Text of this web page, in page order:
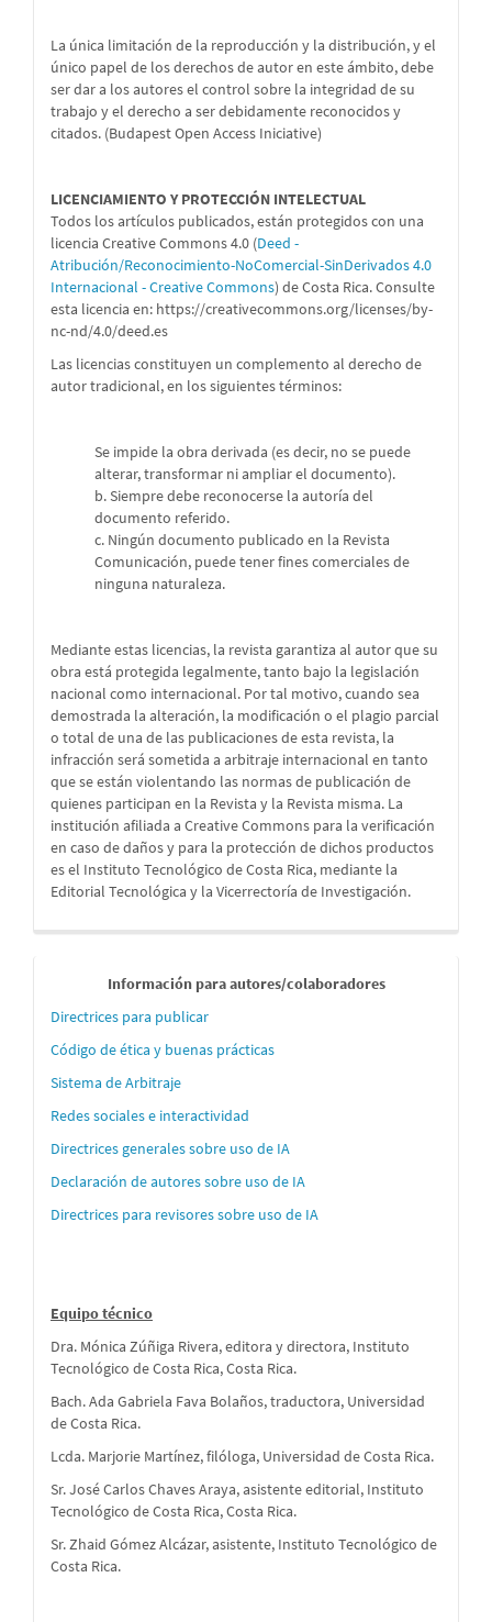
La única limitación de la reproducción y la distribución, y el
único papel de los derechos de autor en este ámbito, debe
ser dar a los autores el control sobre la integridad de su
trabajo y el derecho a ser debidamente reconocidos y
citados. (Budapest Open Access Iniciative)
LICENCIAMIENTO Y PROTECCIÓN INTELECTUAL
Todos los artículos publicados, están protegidos con una
licencia Creative Commons 4.0 (Deed -
Atribución/Reconocimiento-NoComercial-SinDerivados 4.0
Internacional - Creative Commons) de Costa Rica. Consulte
esta licencia en: https://creativecommons.org/licenses/by-
nc-nd/4.0/deed.es
Las licencias constituyen un complemento al derecho de
autor tradicional, en los siguientes términos:
Se impide la obra derivada (es decir, no se puede
alterar, transformar ni ampliar el documento).
b. Siempre debe reconocerse la autoría del
documento referido.
c. Ningún documento publicado en la Revista
Comunicación, puede tener fines comerciales de
ninguna naturaleza.
Mediante estas licencias, la revista garantiza al autor que su
obra está protegida legalmente, tanto bajo la legislación
nacional como internacional. Por tal motivo, cuando sea
demostrada la alteración, la modificación o el plagio parcial
o total de una de las publicaciones de esta revista, la
infracción será sometida a arbitraje internacional en tanto
que se están violentando las normas de publicación de
quienes participan en la Revista y la Revista misma. La
institución afiliada a Creative Commons para la verificación
en caso de daños y para la protección de dichos productos
es el Instituto Tecnológico de Costa Rica, mediante la
Editorial Tecnológica y la Vicerrectoría de Investigación.
Informaci
´´on
para
autores
Información para autores/colaboradores
Directrices para publicar
Código de ética y buenas prácticas
Sistema de Arbitraje
Redes sociales e interactividad
Directrices generales sobre uso de IA
Declaración de autores sobre uso de IA
Directrices para revisores sobre uso de IA
Equipo técnico
Dra. Mónica Zúñiga Rivera, editora y directora, Instituto
Tecnológico de Costa Rica, Costa Rica.
Bach. Ada Gabriela Fava Bolaños, traductora, Universidad
de Costa Rica.
Lcda. Marjorie Martínez, filóloga, Universidad de Costa Rica.
Sr. José Carlos Chaves Araya, asistente editorial, Instituto
Tecnológico de Costa Rica, Costa Rica.
Sr. Zhaid Gómez Alcázar, asistente, Instituto Tecnológico de
Costa Rica.